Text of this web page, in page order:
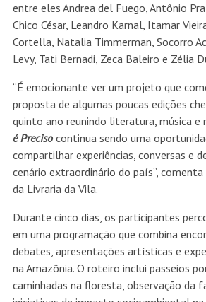
entre eles Andrea del Fuego, Antônio
Chico César, Leandro Karnal, Itamar
Cortella, Natalia Timmerman, Socorro
Levy, Tati Bernadi, Zeca Baleiro e Zélia
“É emocionante ver um projeto que
proposta de algumas poucas edições
quinto ano reunindo literatura, música e
é Precisocontinua sendo uma
compartilhar experiências, conversas e
cenário extraordinário do país”, comenta
da Livraria da Vila.
Durante cinco dias, os participantes
em uma programação que combina
debates, apresentações artísticas e
na Amazônia. O roteiro inclui passeios
caminhadas na floresta, observação da